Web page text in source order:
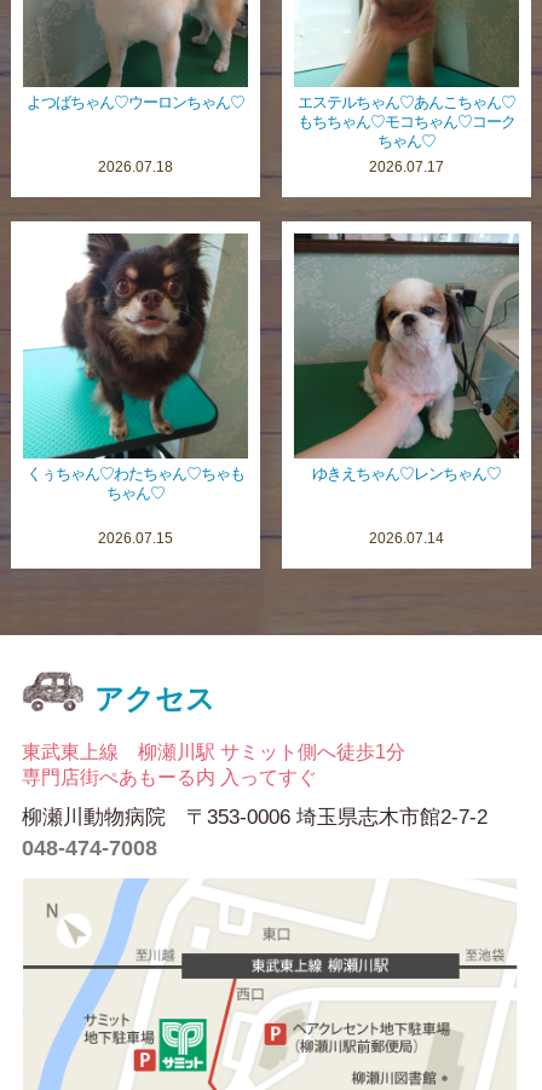
よつばちゃん♡ウーロンちゃん♡
2026.07.18
エステルちゃん♡あんこちゃん♡
もちちゃん♡モコちゃん♡コーク
ちゃん♡
2026.07.17
くぅちゃん♡わたちゃん♡ちゃも
ちゃん♡
2026.07.15
ゆきえちゃん♡レンちゃん♡
2026.07.14
アクセス
東武東上線 柳瀬川駅 サミット側へ徒歩1分
専門店街ぺあもーる内 入ってすぐ
柳瀬川動物病院 〒353-0006 埼玉県志木市館2-7-2
048-474-7008